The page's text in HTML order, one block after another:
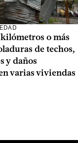
o más
de techos,
y daños
varias viviendas